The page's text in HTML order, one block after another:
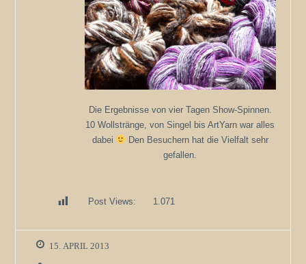
Die Ergebnisse von vier Tagen Show-Spinnen.
10 Wollstränge, von Singel bis ArtYarn war alles
dabei
Den Besuchern hat die Vielfalt sehr
gefallen.
Post Views: 1.071
15. APRIL 2013